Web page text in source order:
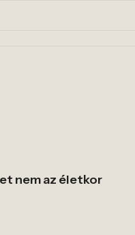
nem az életkor